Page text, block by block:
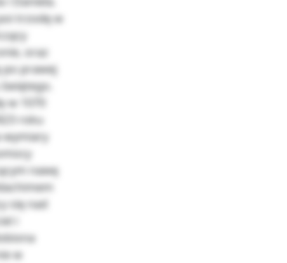
trzodę w
oraz
po prawej
1070
roku
wymiary
nawę
się nad
i
w